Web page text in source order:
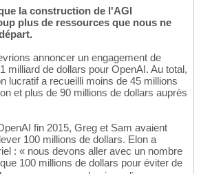
la construction de l'AGI
plus de ressources que nous ne
annoncer un engagement de
milliard de dollars pour OpenAI. Au total,
lucratif a recueilli moins de 45 millions
et plus de 90 millions de dollars auprès
fin 2015, Greg et Sam avaient
100 millions de dollars. Elon a
: « nous devons aller avec un nombre
100 millions de dollars pour éviter de